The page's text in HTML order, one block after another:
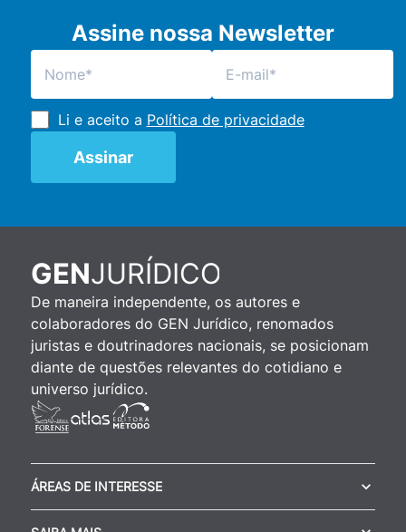
Assine nossa Newsletter
Li e aceito a Política de privacidade
GENJURÍDICO
De maneira independente, os autores e
colaboradores do GEN Jurídico, renomados
juristas e doutrinadores nacionais, se posicionam
diante de questões relevantes do cotidiano e
universo jurídico.
ÁREAS DE INTERESSE